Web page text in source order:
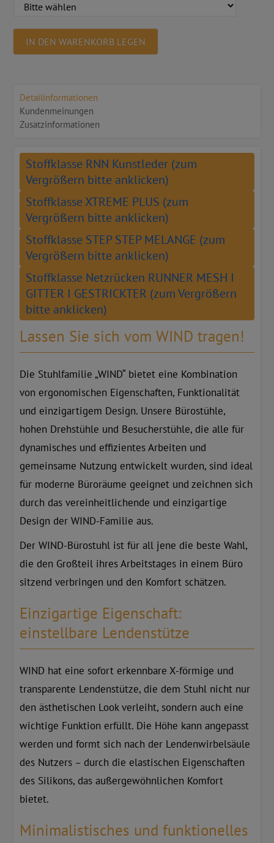
IN DEN WARENKORB LEGEN
Detailinformationen
Kundenmeinungen
Zusatzinformationen
Stoffklasse RNN Kunstleder (zum
Vergrößern bitte anklicken)
Stoffklasse XTREME PLUS (zum
Vergrößern bitte anklicken)
Stoffklasse STEP STEP MELANGE (zum
Vergrößern bitte anklicken)
Stoffklasse Netzrücken RUNNER MESH I
GITTER I GESTRICKTER (zum Vergrößern
bitte anklicken)
Lassen Sie sich vom WIND tragen!
Die Stuhlfamilie „WIND“ bietet eine Kombination
von ergonomischen Eigenschaften, Funktionalität
und einzigartigem Design. Unsere Bürostühle,
hohen Drehstühle und Besucherstühle, die alle für
dynamisches und effizientes Arbeiten und
gemeinsame Nutzung entwickelt wurden, sind ideal
für moderne Büroräume geeignet und zeichnen sich
durch das vereinheitlichende und einzigartige
Design der WIND-Familie aus.
Der WIND-Bürostuhl ist für all jene die beste Wahl,
die den Großteil ihres Arbeitstages in einem Büro
sitzend verbringen und den Komfort schätzen.
Einzigartige Eigenschaft:
einstellbare Lendenstütze
WIND hat eine sofort erkennbare X-förmige und
transparente Lendenstütze, die dem Stuhl nicht nur
den ästhetischen Look verleiht, sondern auch eine
wichtige Funktion erfüllt. Die Höhe kann angepasst
werden und formt sich nach der Lendenwirbelsäule
des Nutzers – durch die elastischen Eigenschaften
des Silikons, das außergewöhnlichen Komfort
bietet.
Minimalistisches und funktionelles